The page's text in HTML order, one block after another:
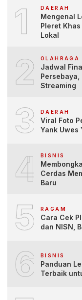
1 DAERAH
Mengenal
Pleret
Lokal
2 OLAHRAGA
Jadwal
Persebaya,
Streaming
3 DAERAH
Viral Foto
Yank Uwes
4 BISNIS
Cerdas
Baru
5 RAGAM
Cara Cek
dan NISN,
6 BISNIS
Panduan
Terbaik